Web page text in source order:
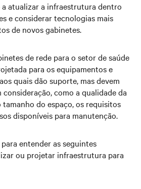
a atualizar a infraestrutura dentro
e considerar tecnologias mais
de novos gabinetes.
de rede para o setor de saúde
para os equipamentos e
quais dão suporte, mas devem
como a qualidade da
do espaço, os requisitos
disponíveis para manutenção.
entender as seguintes
ou projetar infraestrutura para